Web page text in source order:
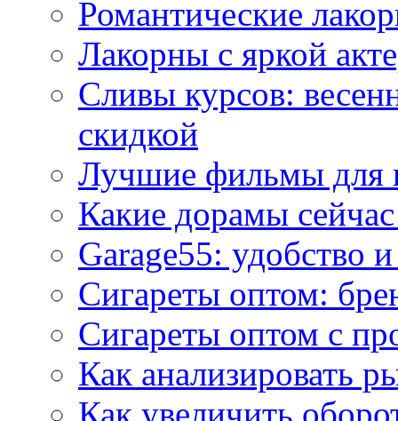
Романтические
Лакорны с яркой
Сливы курсов:
скидкой
Лучшие фильмы для
Какие дорамы
Garage55: удобство
Сигареты оптом:
Сигареты оптом с
Как анализировать